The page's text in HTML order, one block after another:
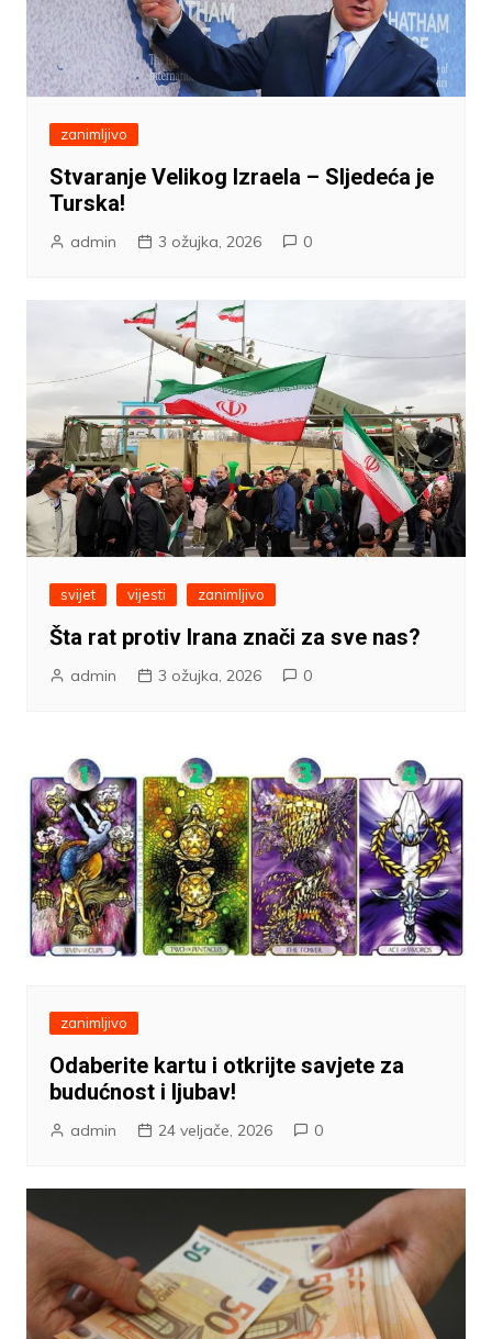
zanimljivo
Stvaranje Velikog Izraela – Sljedeća je
Turska!
admin 3 ožujka, 2026 0
svijet vijesti zanimljivo
Šta rat protiv Irana znači za sve nas?
admin 3 ožujka, 2026 0
zanimljivo
Odaberite kartu i otkrijte savjete za
budućnost i ljubav!
admin 24 veljače, 2026 0